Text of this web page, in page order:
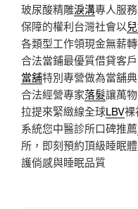
玻尿酸‬精雕淚溝專人服
保障的權利台灣社會以
各類型工作領現金無薪
合法當鋪最優質借貸客
當舖特別專營做為當舖
合法經營專家落髮讓萬
拉提來緊緻線全球LBV裸
系統您中醫診所口碑推薦
所，即刻預約頂級睡眠
護倘感與睡眠品質